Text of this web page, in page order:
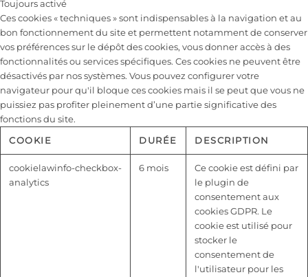
Toujours activé
Ces cookies « techniques » sont indispensables à la navigation et au
bon fonctionnement du site et permettent notamment de conserver
vos préférences sur le dépôt des cookies, vous donner accès à des
fonctionnalités ou services spécifiques. Ces cookies ne peuvent être
désactivés par nos systèmes. Vous pouvez configurer votre
navigateur pour qu'il bloque ces cookies mais il se peut que vous ne
puissiez pas profiter pleinement d’une partie significative des
fonctions du site.
COOKIE
DURÉE DESCRIPTION
cookielawinfo-checkbox-
analytics
6 mois
Ce cookie est défini par
le plugin de
consentement aux
cookies GDPR. Le
cookie est utilisé pour
stocker le
consentement de
l'utilisateur pour les